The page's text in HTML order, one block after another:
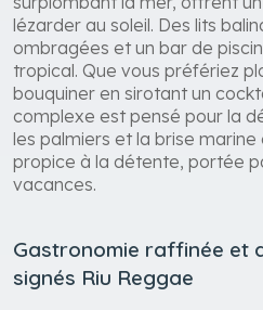
lézarder au soleil. Des lits
ombragées et un bar de
tropical. Que vous préfériez
bouquiner en sirotant un
complexe est pensé pour la
les palmiers et la brise
propice à la détente, portée
vacances.
Gastronomie raffinée et
signés Riu Reggae